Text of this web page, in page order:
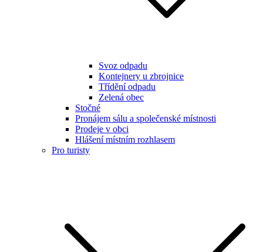
Svoz odpadu
Kontejnery u zbrojnice
Třídění odpadu
Zelená obec
Stočné
Pronájem sálu a společenské místnosti
Prodeje v obci
Hlášení místním rozhlasem
Pro turisty